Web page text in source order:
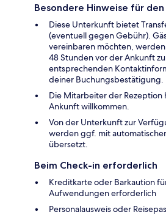
Besondere Hinweise für den
Diese Unterkunft bietet
(eventuell gegen Gebühr).
vereinbaren möchten,
48 Stunden vor der Ankunft
entsprechenden
deiner Buchungsbestätigung.
Die Mitarbeiter der
Ankunft willkommen.
Von der Unterkunft zur
werden ggf. mit
übersetzt.
Beim Check-in erforderlich
Kreditkarte oder Barkaution
Aufwendungen erforderlich
Personalausweis oder